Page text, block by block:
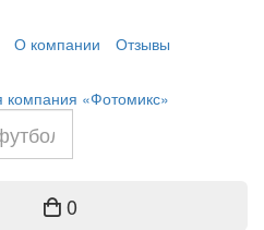
О компании
Отзывы
0